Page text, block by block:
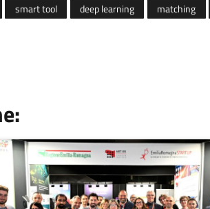
smart tool deep learning matching